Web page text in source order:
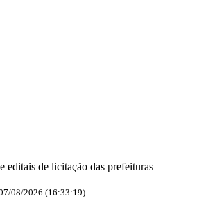
editais de licitação das prefeituras
08/2026 (16:33:19)